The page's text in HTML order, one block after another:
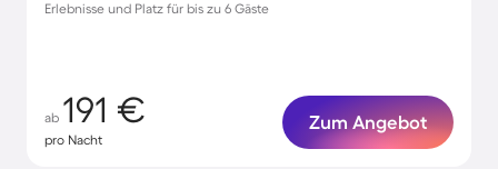
Erlebnisse und Platz für bis zu 6 Gäste
ab 191 €
pro Nacht
Zum Angebot